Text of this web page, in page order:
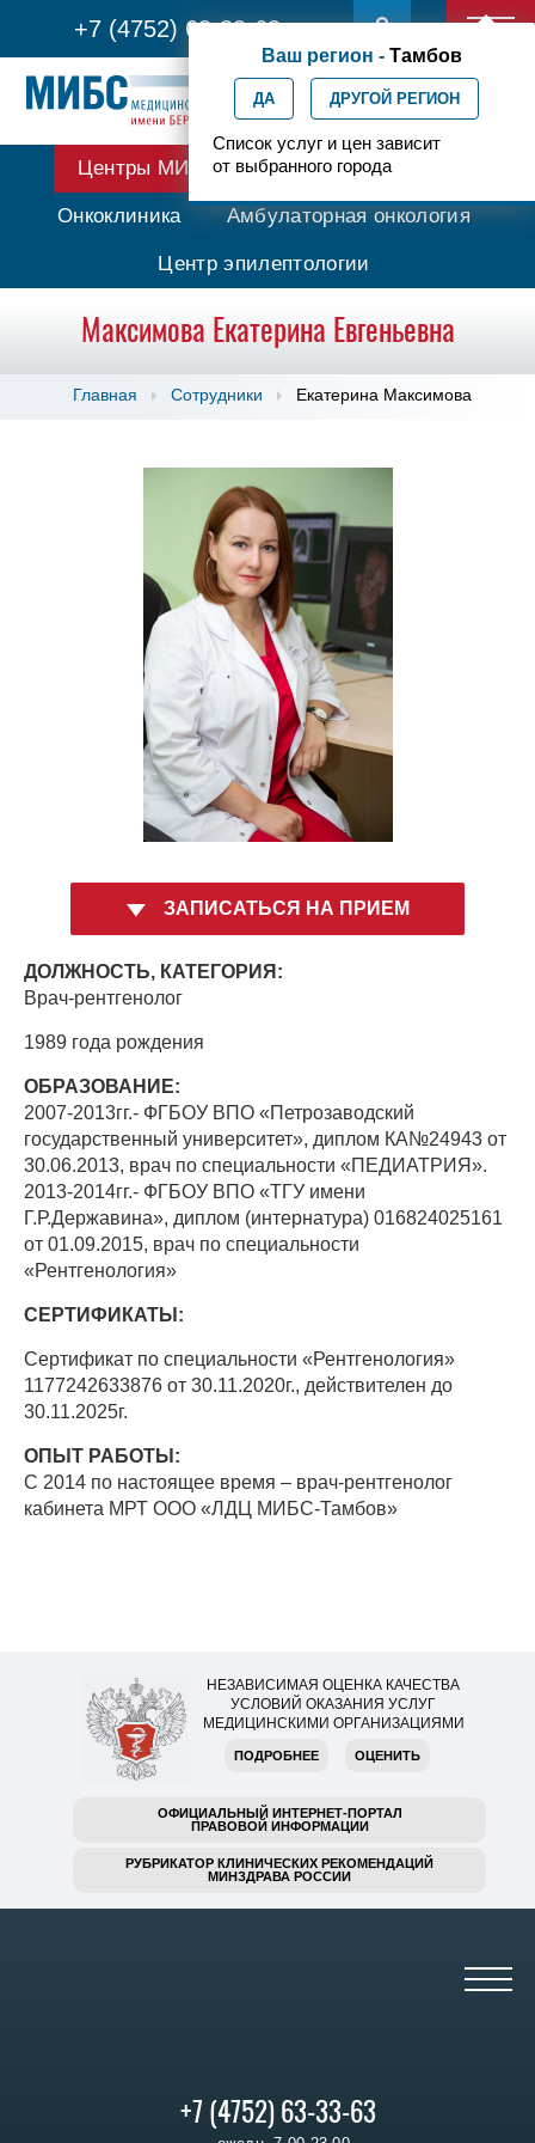
+7 (4752) 63-33-63
Ваш регион - Тамбов
ДА ДРУГОЙ РЕГИОН
Список услуг и цен зависит
от выбранного города
Центры МИБС Протонная терапия
Онкоклиника Амбулаторная онкология
Центр эпилептологии
Максимова Екатерина Евгеньевна
Главная Сотрудники Екатерина Максимова
ЗАПИСАТЬСЯ НА ПРИЕМ
ДОЛЖНОСТЬ, КАТЕГОРИЯ:
Врач-рентгенолог
1989 года рождения
ОБРАЗОВАНИЕ:
2007-2013гг.- ФГБОУ ВПО «Петрозаводский
государственный университет», диплом КА№24943 от
30.06.2013, врач по специальности «ПЕДИАТРИЯ».
2013-2014гг.- ФГБОУ ВПО «ТГУ имени
Г.Р.Державина», диплом (интернатура) 016824025161
от 01.09.2015, врач по специальности
«Рентгенология»
СЕРТИФИКАТЫ:
Сертификат по специальности «Рентгенология»
1177242633876 от 30.11.2020г., действителен до
30.11.2025г.
ОПЫТ РАБОТЫ:
С 2014 по настоящее время – врач-рентгенолог
кабинета МРТ ООО «ЛДЦ МИБС-Тамбов»
НЕЗАВИСИМАЯ ОЦЕНКА КАЧЕСТВА
УСЛОВИЙ ОКАЗАНИЯ УСЛУГ
МЕДИЦИНСКИМИ ОРГАНИЗАЦИЯМИ
ПОДРОБНЕЕ ОЦЕНИТЬ
ОФИЦИАЛЬНЫЙ ИНТЕРНЕТ-ПОРТАЛ
ПРАВОВОЙ ИНФОРМАЦИИ
РУБРИКАТОР КЛИНИЧЕСКИХ РЕКОМЕНДАЦИЙ
МИНЗДРАВА РОССИИ
+7 (4752) 63-33-63